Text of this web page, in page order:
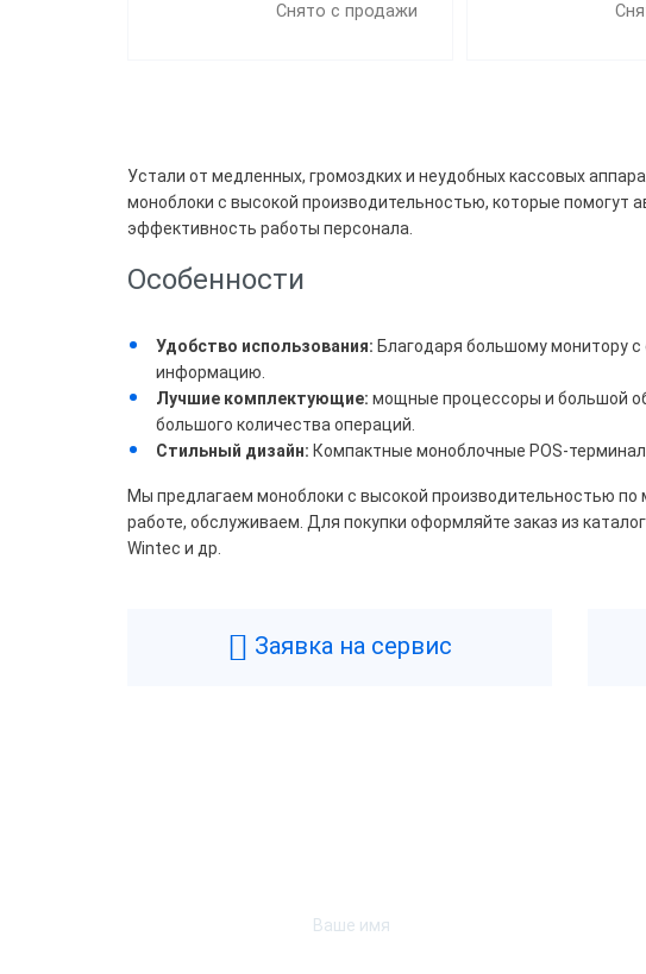
Снято с продажи
54 000 ₽ — 62 000
Intel
Устали от медленных, громоздких и неудобных кассовых
моноблоки с высокой производительностью, которые помогут
эффективность работы персонала.
Особенности
Удобство использования: Благодаря большому монитору
информацию.
Лучшие комплектующие: мощные процессоры и большой
большого количества операций.
Стильный дизайн: Компактные моноблочные POS-
Мы предлагаем моноблоки с высокой производительностью
работе, обслуживаем. Для покупки оформляйте заказ из
Wintec и др.
Заявка на сервис